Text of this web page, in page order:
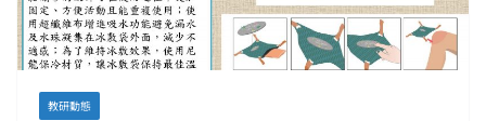
教研動態